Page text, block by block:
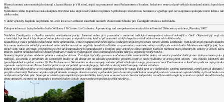
Přímou konotací astronomických nástrojů z Jantar Mantar je Věž stínů, stojící na prostranství mezi Parlamentem a Soudem. Jedná se o sestavu různě velkých slunolamů stínících pod
úhly.
Symbolem celého Kapitolu se stala skulptura Otevřená ruka stojící nad Údolím rozjímání. Symbolizuje celosvětovou harmonii a vyjadřuje apel na vzájemnou spolupráci mezi lidmi a
celého světa.
V době výstavby Kapitolu na přelomu 50. a 60. let se Le Corbusier soustředil na návrh dvou menších budov pro Čandígarh: Muzea a Jacht klubu.
Zdrojem informací byla především kniha Williama J R Curtise: Le Corbusier: A penetrating and comprehensive study of the influential 20th-century architect, Phaidon, 2007.
Návštěva Čandígarhu v člověku zanechá ambivalentní pocity. Samotné město je v porovnání s ostatními indickými metropolemi výrazně zelenější a čistší. Obyvatelé jej mají
v turistických průvodcích je doporučováno jako oáza pro ty západní turisty, kteří si při cestování chtějí alespoň na chvíli oddechnout od indické reality.
Skutečnost je však z pohledu návštěvníka méně optimistická. Uměle naplánované město spolu s indickým smyslem pro chaos netvoří dobrou kombinaci. Nemá zde smysl rozvádět
že v tomto moderním městě je paradoxně velmi obtížné narazit na anglicky hovořícího člověka a v porovnání s ostatními městy v indii je zde velmi draho. Mnohem smutnější je fakt, že
městě velmi těžko orientuje, při pohybu po čtyř až šestiproudových komunikacích s širokými pásy zeleně po obou stranách tvořících rozhraní mezi jednotlivými sektory je člověk
ztracen. Během několika hodin se dostaví frustrace z všude se vyskytujících čísel, nahrazujících místní názvy u organicky rostlých měst.
Samotný kapitol je dnes obehnán plotem s ostnatým drátem. Čandigár byl vždy vystaven značnému riziku teroristického útoku, nicméně v poslední době je toto riziko vnímáno jako
reálnější. Do areálu a především do samotných budov se dá dostat jen na základě speciálního povolení, které je navíc vydáváno ve zcela jiném sektoru - tzn. několik kilometrů
(pravděpodobně se jedná o sektor 8). Do Parlamentu a Sekretariátu se dnes vstupuje zadními přísně střeženými vstupy, prostranství mezi Parlamentem a Justičním palácem zeje
a pomalu zarůstá trávou. Pouze Justiční palác na první pohled opravdu funguje, bohužel se do něj taktéž vstupuje zadním vchodem.
Během mé krátké návštěvy se mi nepodařilo zjistit, jakým způsobem a kde obstarat potřebné povolení ke vstupu (když jsem se v kafkovském systému zorientoval, neměl jsem již dostatek
pro jeho obstarání). Nakonec se jako nejlepší ukázala strategie drzosti a naivity a jednoduše jsem do areálu prošel kolem neanglicky mluvící a zmatené vojenské hlídky a při odchodu z
nezbývalo než přelézt plot. Strategie se ukázala jako úspěšná (vojenská hlídka, které jsem se musel za své chování zodpovídat, rovněž neuměla anglicky a snaha o výslech skončila
obou stranách), nicméně na fotografie z interiérů budov si bude muset archiweb počkat do příští návštěvy...